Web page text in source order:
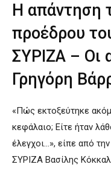
H απάντηση
προέδρου
ΣΥΡΙΖΑ – Οι
Γρηγόρη
«Πώς εκτοξεύτηκε
κεφάλαιο; Είτε ήταν
έλεγχοι…», είπε από
ΣΥΡΙΖΑ Βασίλης